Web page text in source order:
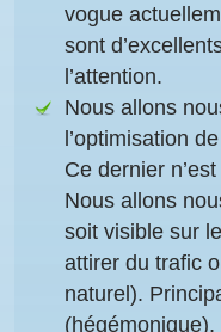
vogue
sont
l’attention.
Nous allons
l’optimisation
Ce dernier
Nous allons
soit visible sur
attirer du trafic
naturel).